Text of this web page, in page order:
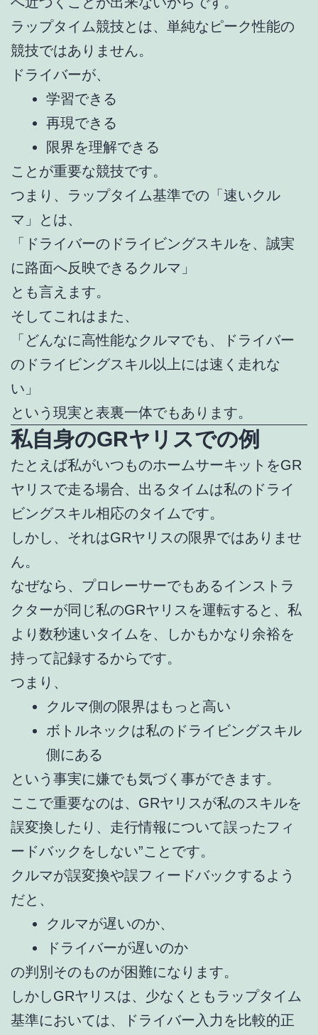
ラップタイム競技とは、単純なピーク性能の
競技ではありません。
ドライバーが、
学習できる
再現できる
限界を理解できる
ことが重要な競技です。
つまり、ラップタイム基準での「速いクル
マ」とは、
「ドライバーのドライビングスキルを、誠実
に路面へ反映できるクルマ」
とも言えます。
そしてこれはまた、
「どんなに高性能なクルマでも、ドライバー
のドライビングスキル以上には速く走れな
い」
という現実と表裏一体でもあります。
私自身のGRヤリスでの例
たとえば私がいつものホームサーキットをGR
ヤリスで走る場合、出るタイムは私のドライ
ビングスキル相応のタイムです。
しかし、それはGRヤリスの限界ではありませ
ん。
なぜなら、プロレーサーでもあるインストラ
クターが同じ私のGRヤリスを運転すると、私
より数秒速いタイムを、しかもかなり余裕を
持って記録するからです。
つまり、
クルマ側の限界はもっと高い
ボトルネックは私のドライビングスキル
側にある
という事実に嫌でも気づく事ができます。
ここで重要なのは、GRヤリスが私のスキルを
誤変換したり、走行情報について誤ったフィ
ードバックをしない”ことです。
クルマが誤変換や誤フィードバックするよう
だと、
クルマが遅いのか、
ドライバーが遅いのか
の判別そのものが困難になります。
しかしGRヤリスは、少なくともラップタイム
基準においては、ドライバー入力を比較的正